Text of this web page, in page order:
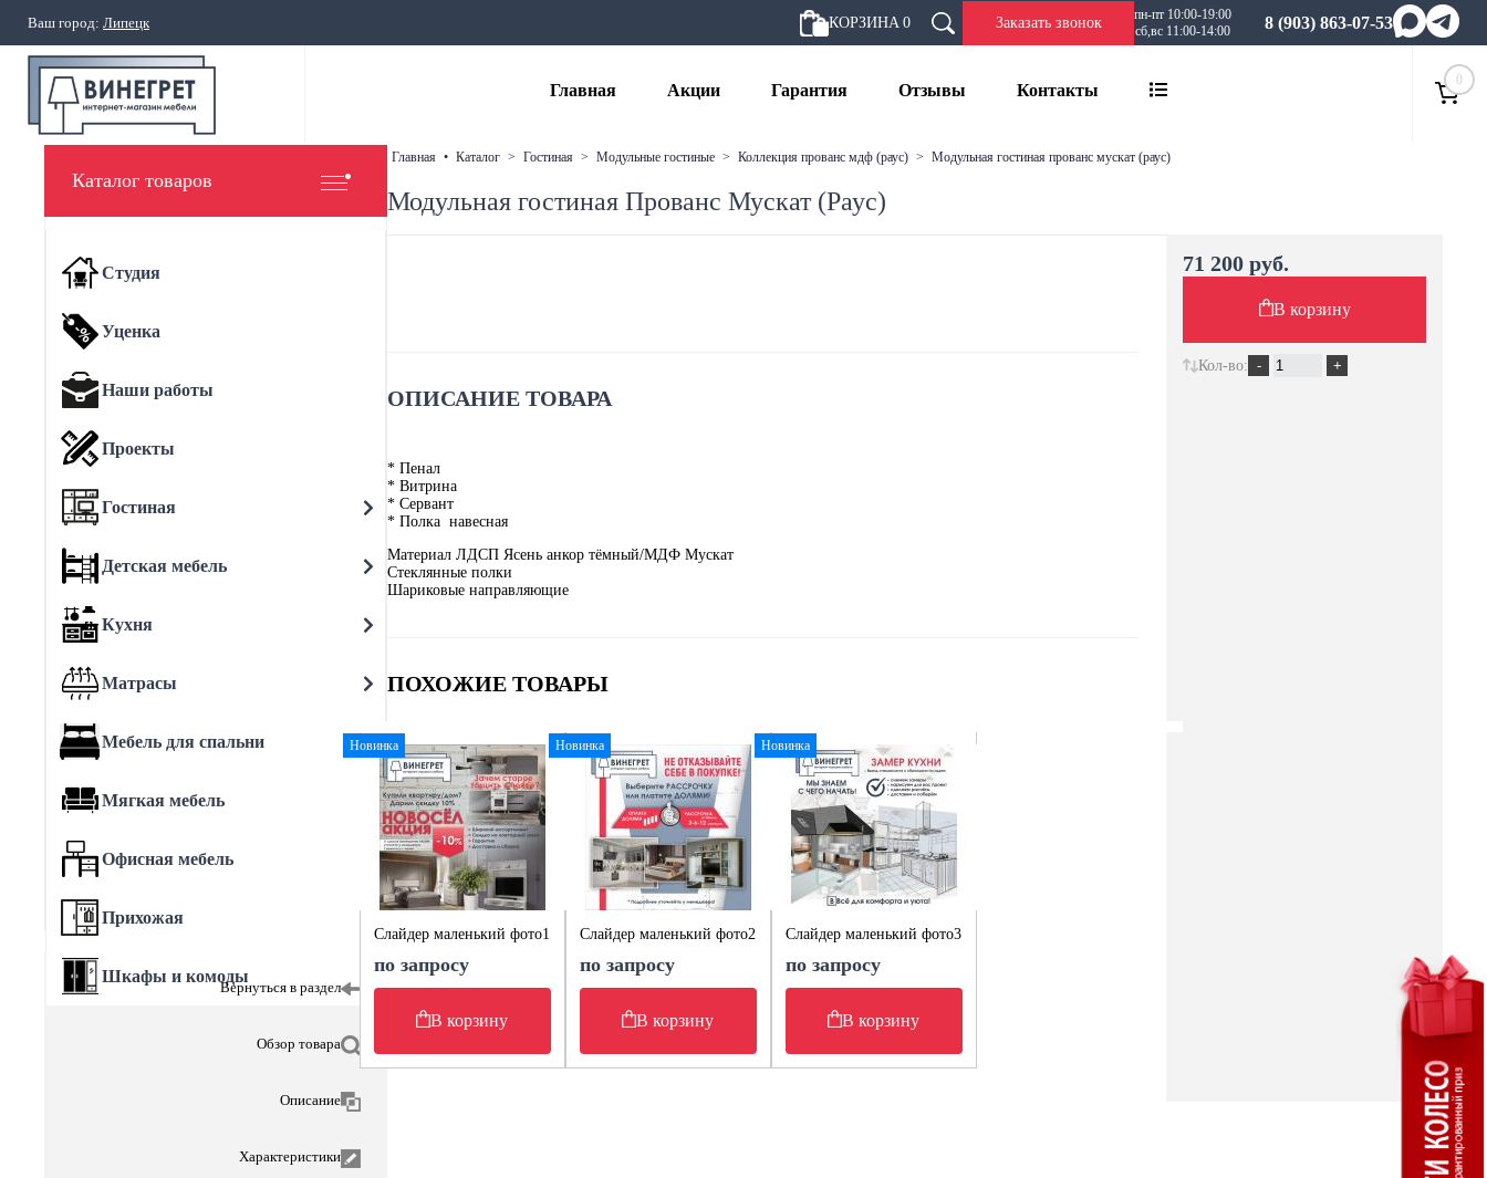
Ваш город: Липецк КОРЗИНА 0 Заказать звонок
пн-пт 10:00-19:00
сб,вс 11:00-14:00
8 (903) 863-07-53
Главная Акции Гарантия Отзывы Контакты
0
Каталог товаров
Студия
Уценка
Наши работы
Проекты
Гостиная
Детская мебель
Кухня
Матрасы
Мебель для спальни
Мягкая мебель
Офисная мебель
Прихожая
Шкафы и комоды
Вернуться в раздел
Обзор товара
Описание
Характеристики
главная • каталог > гостиная > модульные гостиные > коллекция прованс мдф (раус) > модульная гостиная прованс мускат (раус)
Модульная гостиная Прованс Мускат (Раус)
ОПИСАНИЕ ТОВАРА
* Пенал
* Витрина
* Сервант
* Полка навесная
Материал ЛДСП Ясень анкор тёмный/МДФ Мускат
Стеклянные полки
Шариковые направляющие
ПОХОЖИЕ ТОВАРЫ
Новинка
Слайдер маленький фото1
по запросу
В корзину
Новинка
Слайдер маленький фото2
по запросу
В корзину
Новинка
Слайдер маленький фото3
по запросу
В корзину
71 200 руб.
В корзину
Кол-во: